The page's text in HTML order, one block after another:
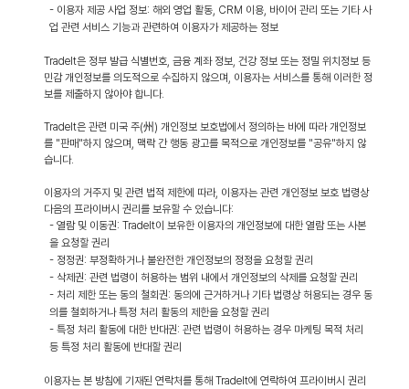
- 이용자 제공 사업 정보: 해외 영업 활동, CRM 이용, 바이어 관리 또는 기타 사
업 관련 서비스 기능과 관련하여 이용자가 제공하는 정보
TradeIt은 정부 발급 식별번호, 금융 계좌 정보, 건강 정보 또는 정밀 위치정보 등
민감 개인정보를 의도적으로 수집하지 않으며, 이용자는 서비스를 통해 이러한 정
보를 제출하지 않아야 합니다.
TradeIt은 관련 미국 주(州) 개인정보 보호법에서 정의하는 바에 따라 개인정보
를 "판매"하지 않으며, 맥락 간 행동 광고를 목적으로 개인정보를 "공유"하지 않
습니다.
이용자의 거주지 및 관련 법적 제한에 따라, 이용자는 관련 개인정보 보호 법령상
다음의 프라이버시 권리를 보유할 수 있습니다:
- 열람 및 이동권: TradeIt이 보유한 이용자의 개인정보에 대한 열람 또는 사본
을 요청할 권리
- 정정권: 부정확하거나 불완전한 개인정보의 정정을 요청할 권리
- 삭제권: 관련 법령이 허용하는 범위 내에서 개인정보의 삭제를 요청할 권리
- 처리 제한 또는 동의 철회권: 동의에 근거하거나 기타 법령상 허용되는 경우 동
의를 철회하거나 특정 처리 활동의 제한을 요청할 권리
- 특정 처리 활동에 대한 반대권: 관련 법령이 허용하는 경우 마케팅 목적 처리
등 특정 처리 활동에 반대할 권리
이용자는 본 방침에 기재된 연락처를 통해 TradeIt에 연락하여 프라이버시 권리